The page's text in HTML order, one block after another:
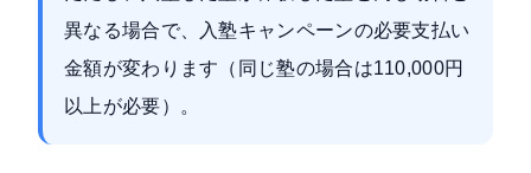
異なる場合で、入塾キャンペーンの必要支払い
金額が変わります（同じ塾の場合は110,000円
以上が必要）。